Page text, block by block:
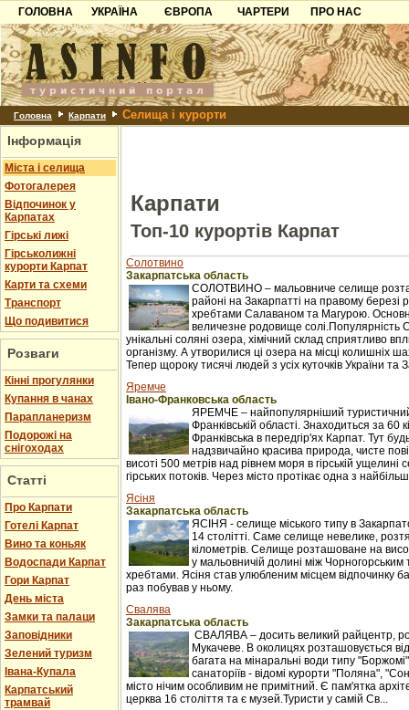
ГОЛОВНА
УКРАЇНА
Карпати
Азов
Причорноморря
Шацьк
ЄВРОПА
Чорногорія
Хорватія
Болгарія
Албанія
ЧАРТЕРИ
ПРО НАС
Контакти
Партнерам
Додати готель
Головна Карпати Селища і курорти
Інформація
Міста і селища
Фотогалерея
Відпочинок у
Карпатах
Гірські лижі
Гірськолижні
курорти Карпат
Карти та схеми
Транспорт
Що подивитися
Розваги
Кінні прогулянки
Купання в чанах
Парапланеризм
Подорожі на
снігоходах
Статті
Про Карпати
Готелі Карпат
Вино та коньяк
Водоспади Карпат
Гори Карпат
День міста
Замки та палаци
Заповідники
Зелений туризм
Івана-Купала
Карпатський
трамвай
Карпати
Топ-10 курортів Карпат
Солотвино
Закарпатська область
СОЛОТВИНО – мальовниче селище
районі на Закарпатті на правому березі
хребтами Салаваном та Магурою.
величезне родовище солі.Популярність
унікальні соляні озера, хімічний склад сприятливо
організму. А утворилися ці озера на місці колишніх
Тепер щороку тисячі людей з усіх куточків України та
Яремче
Івано-Франковська область
ЯРЕМЧЕ – найпопулярніший
Франківській області. Знаходиться за 60
Франківська в передгір'ях Карпат. Тут
надзвичайно красива природа, чисте
висоті 500 метрів над рівнем моря в гірській ущелині
гірських потоків. Через місто протікає одна з
Ясіня
Закарпатська область
ЯСІНЯ - селище міського типу в
14 столітті. Саме селище невелике,
кілометрів. Селище розташоване на
у мальовничій долині між
хребтами. Ясіня став улюбленим місцем відпочинку
раз побував у ньому.
Свалява
Закарпатська область
СВАЛЯВА – досить великий райцентр,
Мукачеве. В околицях розташовується
багата на мінаральні води типу
санаторіїв - відомі курорти "Поляна",
місто нічим особливим не примітний. Є пам'ятка
церква 16 століття та є музей.Туристи у самій Св...